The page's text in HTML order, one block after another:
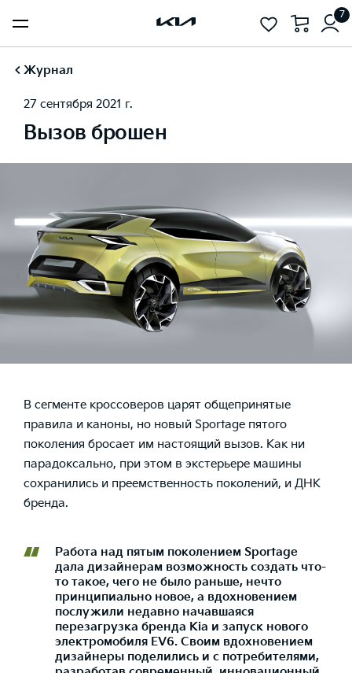
7
Журнал
27 сентября 2021 г.
Вызов брошен
В сегменте кроссоверов царят общепринятые
правила и каноны, но новый Sportage пятого
поколения бросает им настоящий вызов. Как ни
парадоксально, при этом в экстерьере машины
сохранились и преемственность поколений, и ДНК
бренда.
Работа над пятым поколением Sportage
дала дизайнерам возможность создать что-
то такое, чего не было раньше, нечто
принципиально новое, а вдохновением
послужили недавно начавшаяся
перезагрузка бренда Kia и запуск нового
электромобиля EV6. Своим вдохновением
дизайнеры поделились и с потребителями,